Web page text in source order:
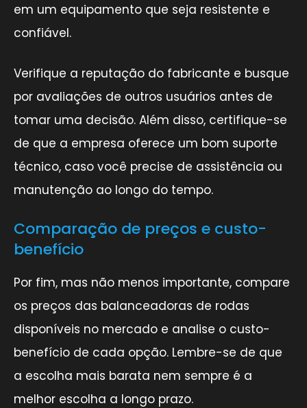
em um equipamento que seja resistente e
confiável.
Verifique a reputação do fabricante e busque
por avaliações de outros usuários antes de
tomar uma decisão. Além disso, certifique-se
de que a empresa oferece um bom suporte
técnico, caso você precise de assistência ou
manutenção ao longo do tempo.
Comparação de preços e custo-
benefício
Por fim, mas não menos importante, compare
os preços das balanceadoras de rodas
disponíveis no mercado e analise o custo-
benefício de cada opção. Lembre-se de que
a escolha mais barata nem sempre é a
melhor escolha a longo prazo.